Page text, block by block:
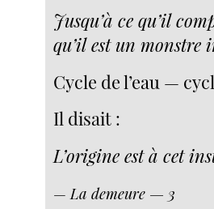
Jusqu’à ce qu’il
qu’il est un monstre
Cycle de l’eau —
Il disait :
L’origine est à cet
—La demeure — 3